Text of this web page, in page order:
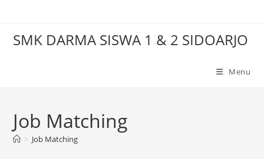
contentSMK DARMA SISWA 1 & 2 SIDOARJO
Menu
Job Matching
> Job Matching